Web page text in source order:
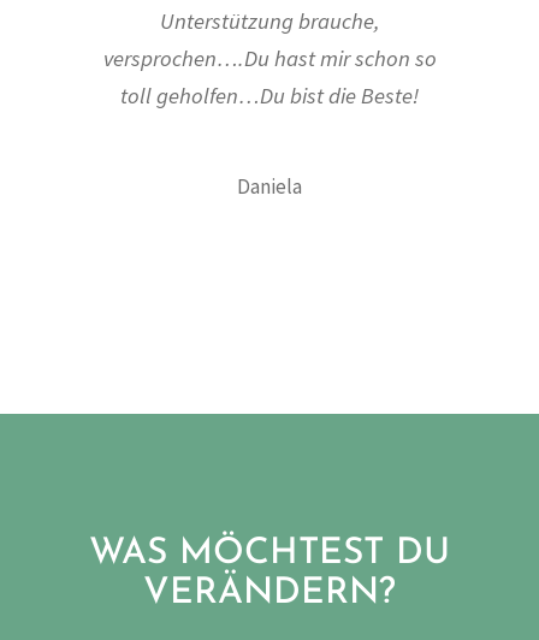
Unterstützung brauche,
versprochen….Du hast mir schon so
toll geholfen…Du bist die Beste!
Daniela
WAS MÖCHTEST DU
VERÄNDERN?